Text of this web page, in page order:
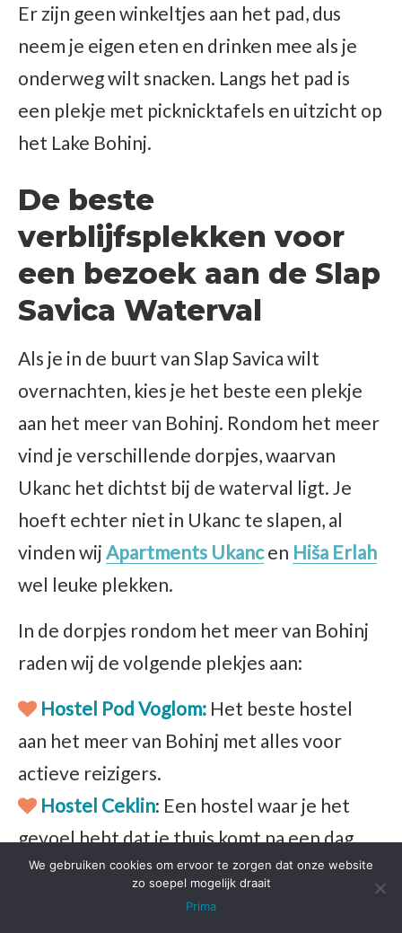
Er zijn geen winkeltjes aan het pad, dus
neem je eigen eten en drinken mee als je
onderweg wilt snacken. Langs het pad is
een plekje met picknicktafels en uitzicht op
het Lake Bohinj.
De beste
verblijfsplekken voor
een bezoek aan de Slap
Savica Waterval
Als je in de buurt van Slap Savica wilt
overnachten, kies je het beste een plekje
aan het meer van Bohinj. Rondom het meer
vind je verschillende dorpjes, waarvan
Ukanc het dichtst bij de waterval ligt. Je
hoeft echter niet in Ukanc te slapen, al
vinden wij Apartments Ukanc en Hiša Erlah
wel leuke plekken.
In de dorpjes rondom het meer van Bohinj
raden wij de volgende plekjes aan:
Hostel Pod Voglom: Het beste hostel
aan het meer van Bohinj met alles voor
actieve reizigers.
Hostel Ceklin: Een hostel waar je het
gevoel hebt dat je thuis komt na een dag
ontdekken.
Hier geniet je van de
We gebruiken cookies om ervoor te zorgen dat onze website
zo soepel mogelijk draait
Prima